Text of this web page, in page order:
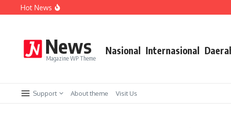
Lewati ke konten
Hot News
Perkuat Sistem Merit, Wali Kota Wahyu Tegaskan
News
Magazine WP Theme
Nasional Internasional
Support About theme Visit Us